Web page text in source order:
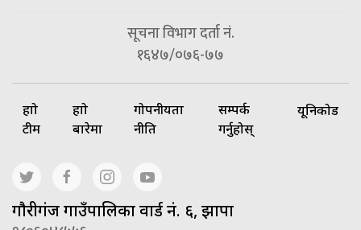
सूचना विभाग दर्ता नं.
१६४७/०७६-७७
हाम्रो
टीम
हाम्रो
बारेमा
गोपनीयता
नीति
सम्पर्क
गर्नुहोस्
यूनिकोड
गाैरीगंज गाउँपालिका वार्ड नं. ६, झापा